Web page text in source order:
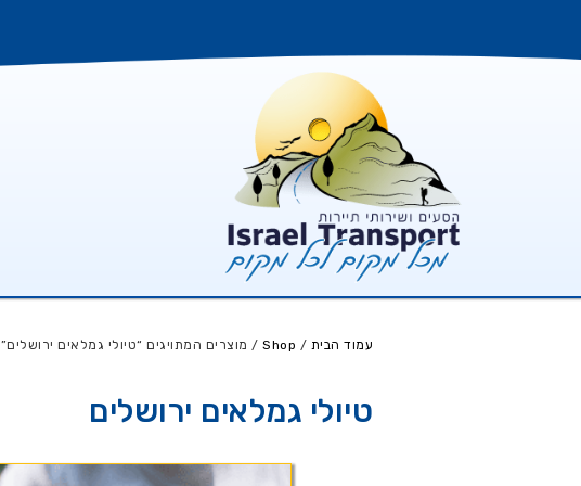
עמוד הבית /
Shop / מוצרים המתויגים “טיולי גמלאים ירושלים”
טיולי גמלאים ירושלים